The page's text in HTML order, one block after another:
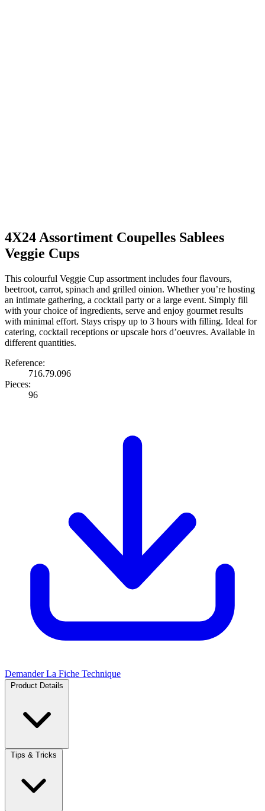
4X24 Assortiment Coupelles Sablees
Veggie Cups
This colourful Veggie Cup assortment includes four flavours,
beetroot, carrot, spinach and grilled oinion. Whether you’re hosting
an intimate gathering, a cocktail party or a large event. Simply fill
with your choice of ingredients, serve and enjoy gourmet results
with minimal effort. Stays crispy up to 3 hours with filling. Ideal for
catering, cocktail receptions or upscale hors d’oeuvres. Available in
different quantities.
Reference:
716.79.096
Pieces:
96
Demander La Fiche Technique
Product Details
Tips & Tricks